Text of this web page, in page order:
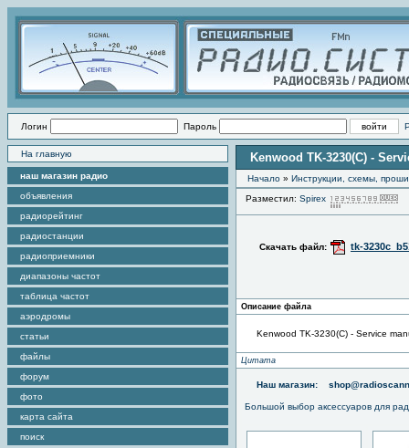
Логин Пароль
На главную
наш магазин радио
объявления
радиорейтинг
радиостанции
радиоприемники
диапазоны частот
таблица частот
аэродромы
статьи
файлы
форум
фото
карта сайта
поиск
Kenwood TK-3230(C) -
Начало » Инструкции, схемы,
Разместил: Spirex
Скачать файл: tk-
Описание файла
Kenwood TK-3230(C) - Service
Цитата
Наш магазин:
Большой выбор аксессуаров для